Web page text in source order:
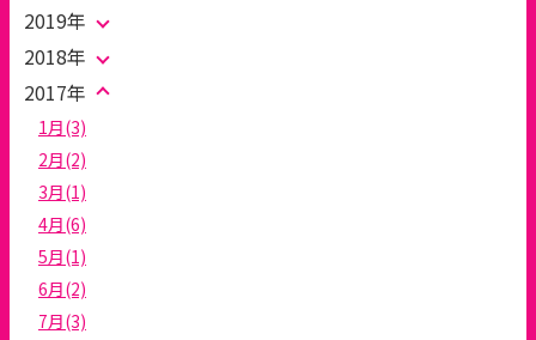
2019年
2018年
2017年
1月(3)
2月(2)
3月(1)
4月(6)
5月(1)
6月(2)
7月(3)